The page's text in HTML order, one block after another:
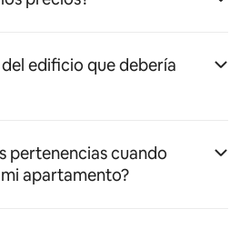
edificio que debería
pertenencias cuando
apartamento?